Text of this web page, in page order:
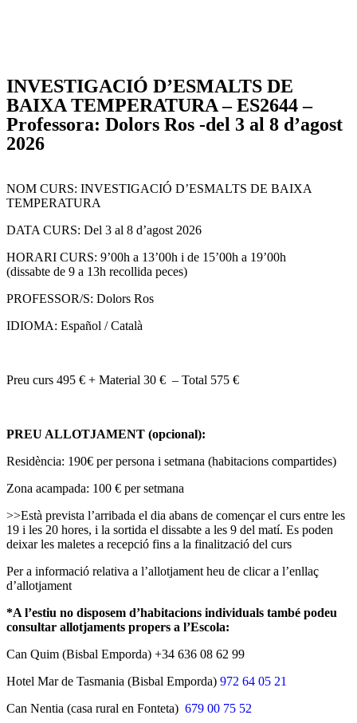
INVESTIGACIÓ D’ESMALTS DE
BAIXA TEMPERATURA – ES2644 –
Professora: Dolors Ros -del 3 al 8 d’agost
2026
NOM CURS: INVESTIGACIÓ D’ESMALTS DE BAIXA
TEMPERATURA
DATA CURS: Del 3 al 8 d’agost 2026
HORARI CURS: 9’00h a 13’00h i de 15’00h a 19’00h
(dissabte de 9 a 13h recollida peces)
PROFESSOR/S: Dolors Ros
IDIOMA: Español / Català
Preu curs 495 € + Material 30 € – Total 575 €
PREU ALLOTJAMENT (opcional):
Residència: 190€ per persona i setmana (habitacions compartides)
Zona acampada: 100 € per setmana
>>Està prevista l’arribada el dia abans de començar el curs entre les
19 i les 20 hores, i la sortida el dissabte a les 9 del matí. Es poden
deixar les maletes a recepció fins a la finalització del curs
Per a informació relativa a l’allotjament heu de clicar a l’enllaç
d’allotjament
*A l’estiu no disposem d’habitacions individuals també podeu
consultar allotjaments propers a l’Escola:
Can Quim (Bisbal Emporda) +34 636 08 62 99
Hotel Mar de Tasmania (Bisbal Emporda) 972 64 05 21
Can Nentia (casa rural en Fonteta) 679 00 75 52